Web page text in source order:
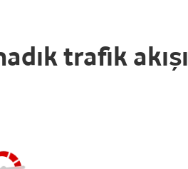
trafik